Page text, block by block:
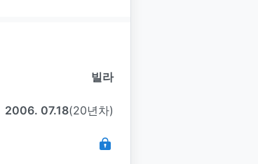
빌라
2006. 07.18(20년차)